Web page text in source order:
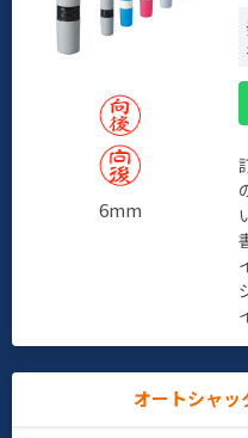
6mm
オートシャッ